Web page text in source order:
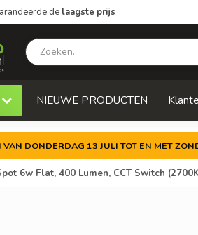
de laagste prijs
NIEUWE PRODUCTEN
VAN DONDERDAG 13 JULI TOT EN MET
6w Flat, 400 Lumen, CCT Switch